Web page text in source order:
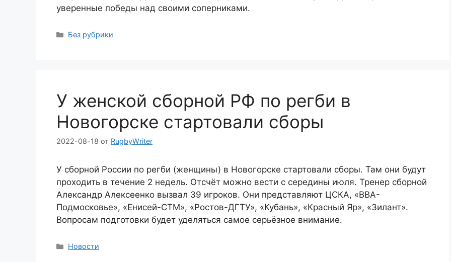
уверенные победы над своими соперниками.
Рубрики
Без рубрики
У женской сборной РФ по регби в
Новогорске стартовали сборы
2022-08-18 от RugbyWriter
У сборной России по регби (женщины) в Новогорске стартовали сборы. Там они будут
проходить в течение 2 недель. Отсчёт можно вести с середины июля. Тренер сборной
Александр Алексеенко вызвал 39 игроков. Они представляют ЦСКА, «ВВА-
Подмосковье», «Енисей-СТМ», «Ростов-ДГТУ», «Кубань», «Красный Яр», «Зилант».
Вопросам подготовки будет уделяться самое серьёзное внимание.
Рубрики
Новости